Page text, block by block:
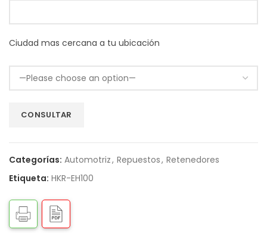
Ciudad mas cercana a tu ubicación
Categorías: Automotriz, Repuestos, Retenedores
Etiqueta: HKR-EH100